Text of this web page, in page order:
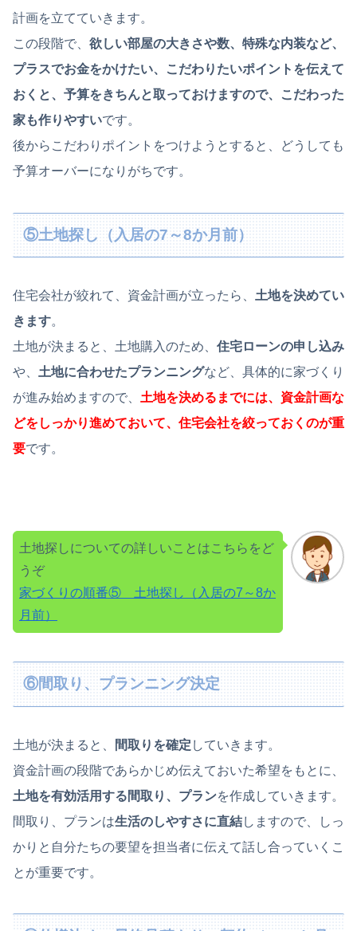
計画を立てていきます。
この段階で、 欲しい部屋の大きさや数、特殊な内装など、
プラスでお金をかけたい、こだわりたいポイントを伝えて
おくと、予算をきちんと取っておけますので、こだわった
家も作りやすいです。
後からこだわりポイントをつけようとすると、どうしても
予算オーバーになりがちです。
⑤土地探し（入居の7～8か月前）
住宅会社が絞れて、資金計画が立ったら、 土地を決めてい
きます。
土地が決まると、土地購入のため、 住宅ローンの申し込み
や、 土地に合わせたプランニングなど、具体的に家づくり
が進み始めますので、 土地を決めるまでには、資金計画な
どをしっかり進めておいて、住宅会社を絞っておくのが重
要です。
土地探しについての詳しいことはこちらをど
うぞ
家づくりの順番⑤ 土地探し（入居の7～8か
月前）
⑥間取り、プランニング決定
土地が決まると、 間取りを確定 していきます。
資金計画の段階であらかじめ伝えておいた希望をもとに、
土地を有効活用する間取り、プランを作成していきます。
間取り、プランは生活のしやすさに直結しますので、しっ
かりと自分たちの要望を担当者に伝えて話し合っていくこ
とが重要です。